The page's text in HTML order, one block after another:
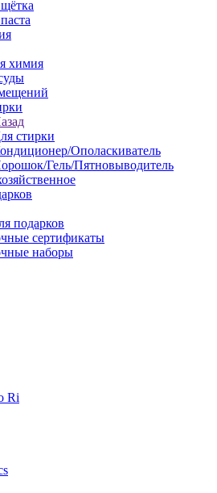
химия
стирки
Ополаскиватель
Гель/Пятновыводитель
подарков
сертификаты
наборы
Ri